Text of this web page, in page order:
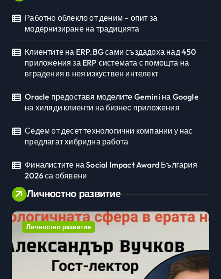
Работно облекло от деним – опит за
модернизиране на традицията
Клиентите на ERP.BG сами създадоха над 450
приложения за ERP системата с помощта на
вградения в нея изкуствен интелект
Oracle предоставя моделите Gemini на Google
на хиляди клиенти на бизнес приложения
Седем от десет технологични компании у нас
предлагат хибридна работа
Финалистите на Social Impact Award България
2026 са обявени
Личностно развитие
Личностно развитие